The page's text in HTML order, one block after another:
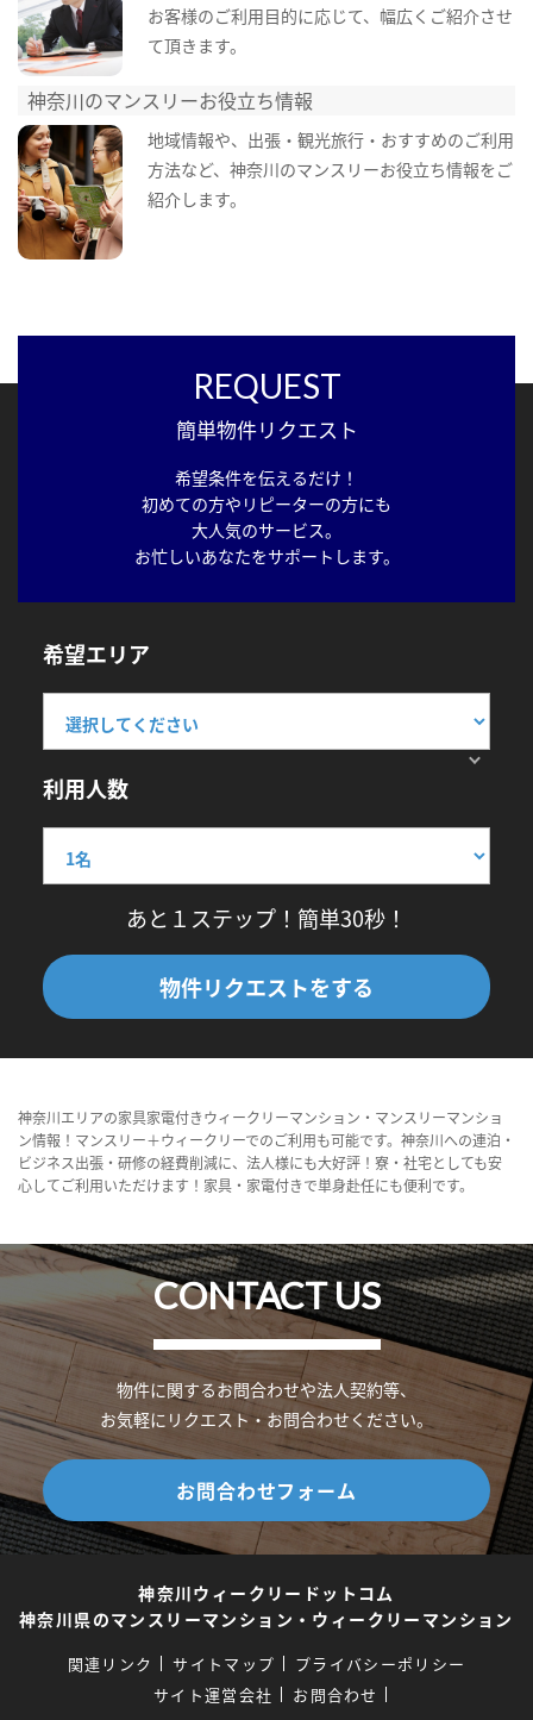
お客様のご利用目的に応じて、幅広くご紹介させ
て頂きます。
神奈川のマンスリーお役立ち情報
地域情報や、出張・観光旅行・おすすめのご利用
方法など、神奈川のマンスリーお役立ち情報をご
紹介します。
REQUEST
簡単物件リクエスト
希望条件を伝えるだけ！
初めての方やリピーターの方にも
大人気のサービス。
お忙しいあなたをサポートします。
希望エリア
利用人数
あと１ステップ！簡単30秒！
物件リクエストをする
神奈川エリアの家具家電付きウィークリーマンション・マンスリーマンショ
ン情報！マンスリー＋ウィークリーでのご利用も可能です。神奈川への連泊・
ビジネス出張・研修の経費削減に、法人様にも大好評！寮・社宅としても安
心してご利用いただけます！家具・家電付きで単身赴任にも便利です。
CONTACT US
物件に関するお問合わせや法人契約等、
お気軽にリクエスト・お問合わせください。
お問合わせフォーム
神奈川ウィークリードットコム
神奈川県のマンスリーマンション・ウィークリーマンション
関連リンク サイトマップ
プライバシーポリシー
サイト運営会社
お問合わせ